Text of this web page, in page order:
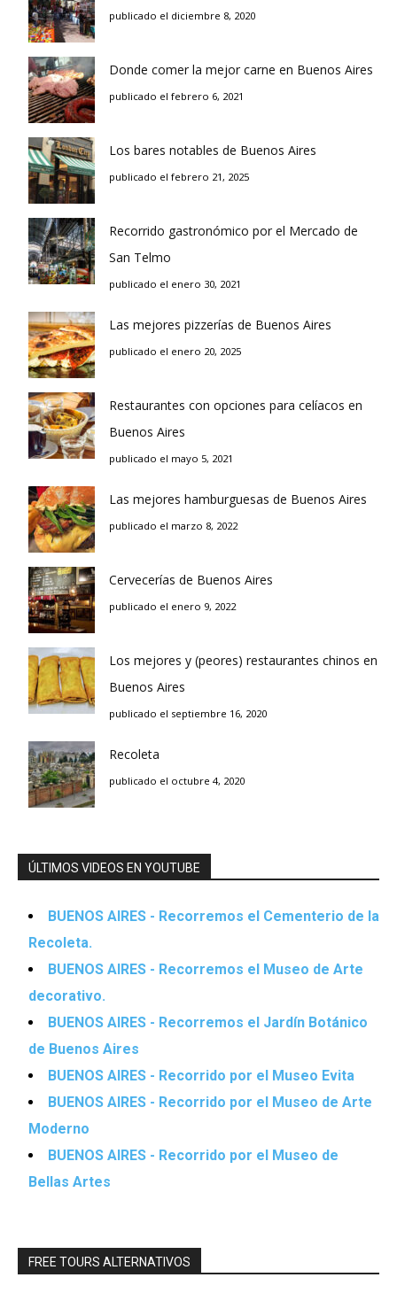
publicado el diciembre 8, 2020
Donde comer la mejor carne en Buenos Aires
publicado el febrero 6, 2021
Los bares notables de Buenos Aires
publicado el febrero 21, 2025
Recorrido gastronómico por el Mercado de
San Telmo
publicado el enero 30, 2021
Las mejores pizzerías de Buenos Aires
publicado el enero 20, 2025
Restaurantes con opciones para celíacos en
Buenos Aires
publicado el mayo 5, 2021
Las mejores hamburguesas de Buenos Aires
publicado el marzo 8, 2022
Cervecerías de Buenos Aires
publicado el enero 9, 2022
Los mejores y (peores) restaurantes chinos en
Buenos Aires
publicado el septiembre 16, 2020
Recoleta
publicado el octubre 4, 2020
ÚLTIMOS VIDEOS EN YOUTUBE
BUENOS AIRES - Recorremos el Cementerio de la
Recoleta.
BUENOS AIRES - Recorremos el Museo de Arte
decorativo.
BUENOS AIRES - Recorremos el Jardín Botánico
de Buenos Aires
BUENOS AIRES - Recorrido por el Museo Evita
BUENOS AIRES - Recorrido por el Museo de Arte
Moderno
BUENOS AIRES - Recorrido por el Museo de
Bellas Artes
FREE TOURS ALTERNATIVOS